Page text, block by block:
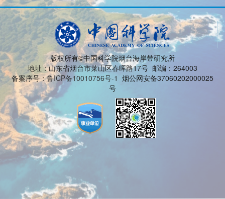
版权所有©中国科学院烟台海岸带研究所
地址：山东省烟台市莱山区春晖路17号 邮编：264003
备案序号：鲁ICP备10010756号-1 烟公网安备37060202000025
号